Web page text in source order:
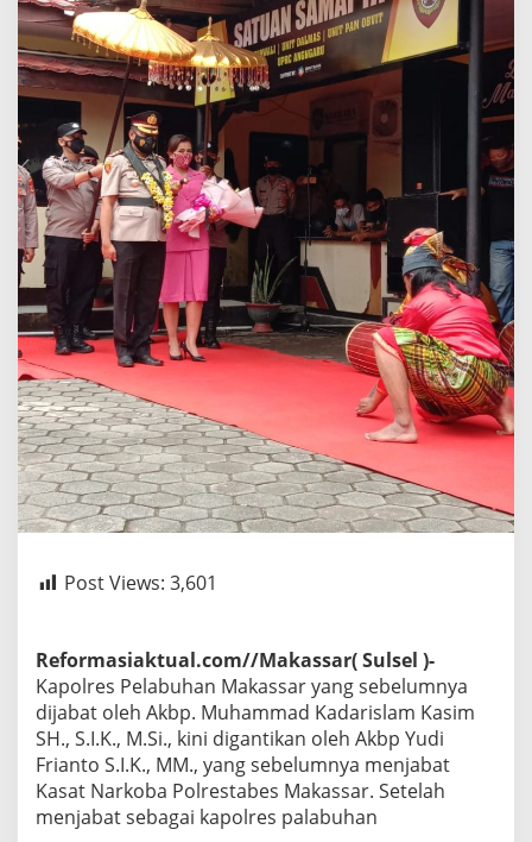
Post Views: 3,601
Reformasiaktual.com//Makassar( Sulsel )-
Kapolres Pelabuhan Makassar yang sebelumnya
dijabat oleh Akbp. Muhammad Kadarislam Kasim
SH., S.I.K., M.Si., kini digantikan oleh Akbp Yudi
Frianto S.I.K., MM., yang sebelumnya menjabat
Kasat Narkoba Polrestabes Makassar. Setelah
menjabat sebagai kapolres palabuhan